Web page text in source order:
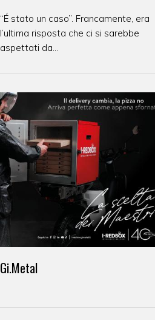
“É stato un caso”. Francamente, era
l’ultima risposta che ci si sarebbe
aspettati da...
Gi.Metal